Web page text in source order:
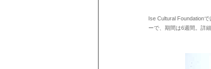
Ise Cultural Foundationで
ーで、期間は6週間。詳